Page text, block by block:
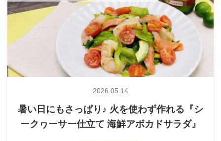
2026.05.14
暑い日にもさっぱり♪ 火を使わず作れる『シ
ークヮーサー仕立て 海鮮アボカドサラダ』